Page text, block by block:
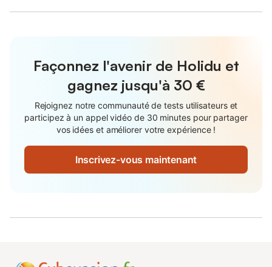
Façonnez l'avenir de Holidu et
gagnez jusqu'à 30 €
Rejoignez notre communauté de tests utilisateurs et
participez à un appel vidéo de 30 minutes pour partager
vos idées et améliorer votre expérience !
Inscrivez-vous maintenant